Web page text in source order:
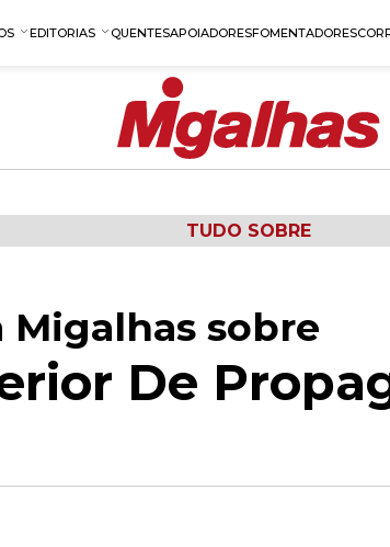
EDITORIAS QUENTESAPOIADORESFOMENTADORES
TUDO SOBRE
Migalhas sobre
De